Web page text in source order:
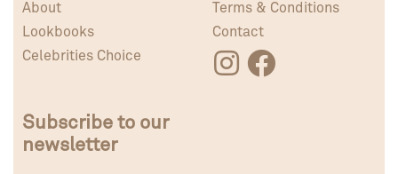
About
Lookbooks
Celebrities Choice
Terms & Conditions
Contact
Subscribe to our
newsletter